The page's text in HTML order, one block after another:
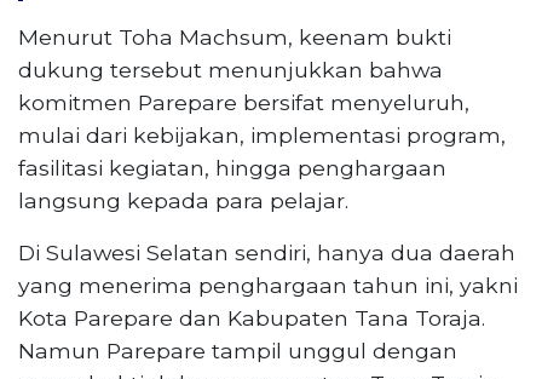
Menurut Toha Machsum, keenam bukti
dukung tersebut menunjukkan bahwa
komitmen Parepare bersifat menyeluruh,
mulai dari kebijakan, implementasi program,
fasilitasi kegiatan, hingga penghargaan
langsung kepada para pelajar.
Di Sulawesi Selatan sendiri, hanya dua daerah
yang menerima penghargaan tahun ini, yakni
Kota Parepare dan Kabupaten Tana Toraja.
Namun Parepare tampil unggul dengan